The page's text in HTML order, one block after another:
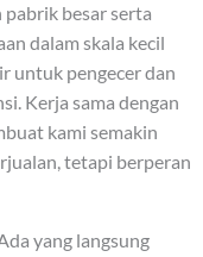
besar serta
dalam skala kecil
untuk pengecer dan
Kerja sama dengan
kami semakin
tetapi berperan
yang langsung